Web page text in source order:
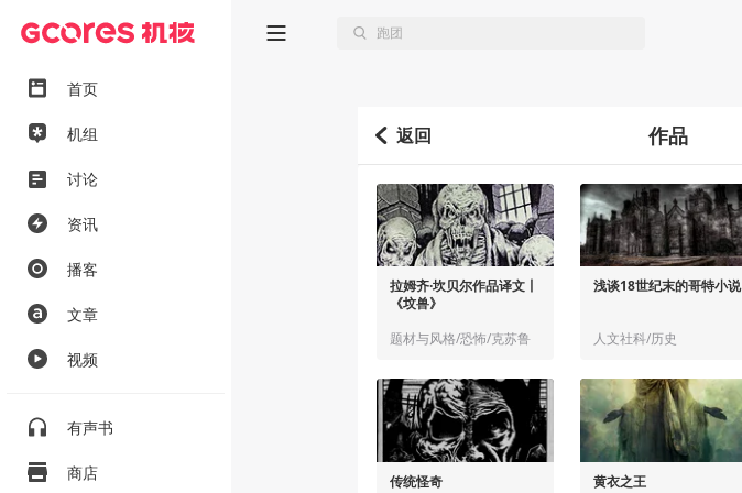
首页
机组
讨论
资讯
播客
文章
视频
有声书
商店
返回 作品
拉姆齐·坎贝尔作品译文丨
《坟兽》
题材与风格/恐怖/克苏鲁
浅谈18世纪末的哥特小说
人文社科/历史
传统怪奇 黄衣之王